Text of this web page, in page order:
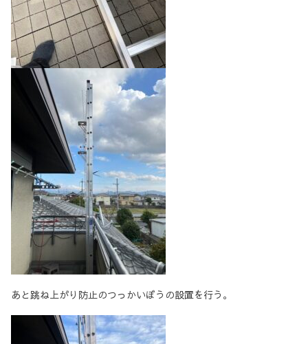
あと跳ね上がり防止のつっかいぼうの設置を行う。